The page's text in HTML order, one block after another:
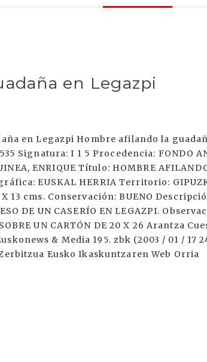
en Legazpi
en Legazpi Hombre afilando la
Signatura: I 1 5 Procedencia: FONDO
ENRIQUE Título: HOMBRE
EUSKAL HERRIA Territorio:
13 cms. Conservación: BUENO
DE UN CASERÍO EN LEGAZPI.
UN CARTÓN DE 20 X 26 Arantza
& Media 195. zbk (2003 / 01 / 17
Eusko Ikaskuntzaren Web Orria